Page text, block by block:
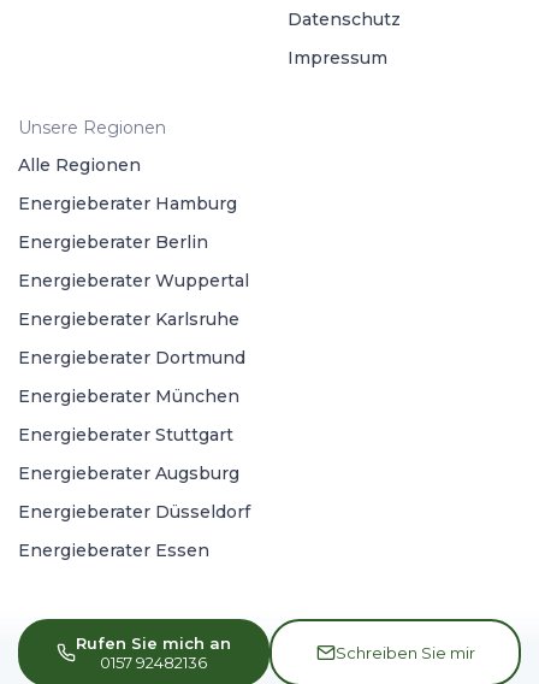
Rufen Sie mich an
0157 92482136
Schreiben Sie mir
Datenschutz
Impressum
Unsere Regionen
Alle Regionen
Energieberater Hamburg
Energieberater Berlin
Energieberater Wuppertal
Energieberater Karlsruhe
Energieberater Dortmund
Energieberater München
Energieberater Stuttgart
Energieberater Augsburg
Energieberater Düsseldorf
Energieberater Essen